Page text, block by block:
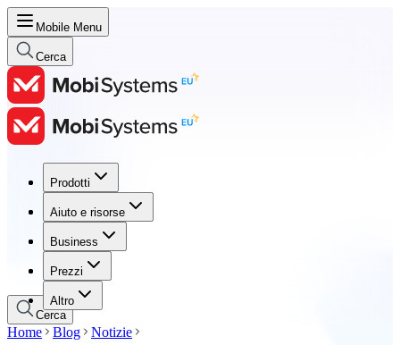
Mobile Menu
Cerca
Prodotti
Aiuto e risorse
Business
Prezzi
Altro
Prodotti
Aiuto e risorse
Business
Prezzi
Cerca
Home Blog
Notizie